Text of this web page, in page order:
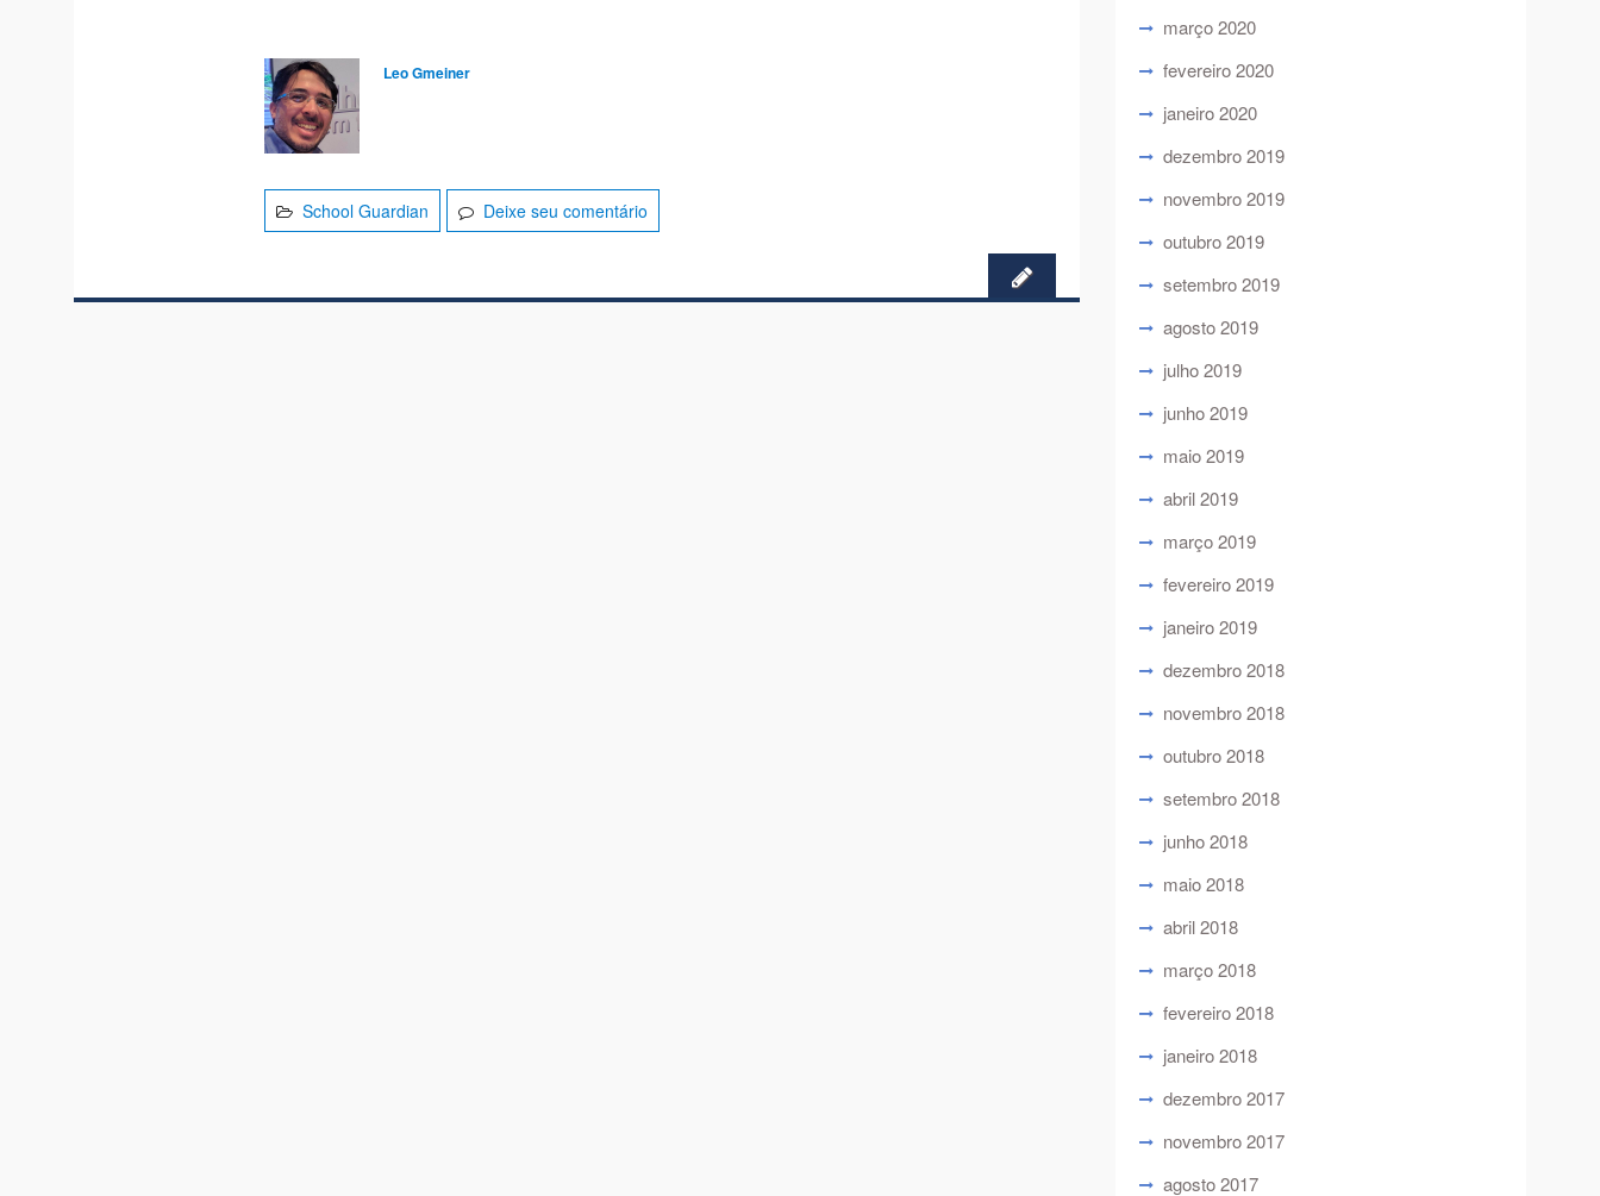
Leo Gmeiner
School Guardian Deixe seu comentário
março 2020
fevereiro 2020
janeiro 2020
dezembro 2019
novembro 2019
outubro 2019
setembro 2019
agosto 2019
julho 2019
junho 2019
maio 2019
abril 2019
março 2019
fevereiro 2019
janeiro 2019
dezembro 2018
novembro 2018
outubro 2018
setembro 2018
junho 2018
maio 2018
abril 2018
março 2018
fevereiro 2018
janeiro 2018
dezembro 2017
novembro 2017
agosto 2017